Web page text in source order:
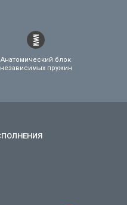
Анатомический блок
независимых пружин